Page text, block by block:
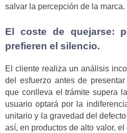
salvar la percepción de la marca.
El coste de quejarse:
prefieren el silencio.
El cliente realiza un análisis
del esfuerzo antes de
que conlleva el trámite supera
usuario optará por la
unitario y la gravedad del
así, en productos de alto valor,